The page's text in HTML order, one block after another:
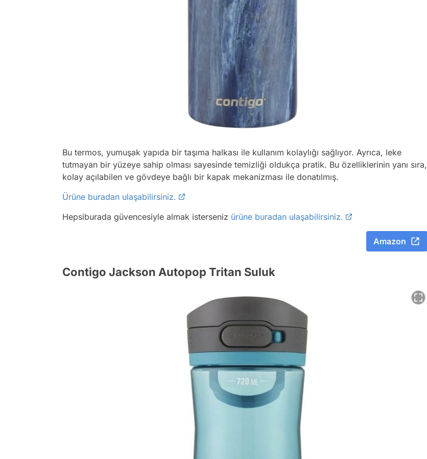
Bu termos, yumuşak yapıda bir taşıma halkası ile kullanım kolaylığı sağlıyor. Ayrıca, leke
tutmayan bir yüzeye sahip olması sayesinde temizliği oldukça pratik. Bu özelliklerinin yanı sıra,
kolay açılabilen ve gövdeye bağlı bir kapak mekanizması ile donatılmış.
Ürüne buradan ulaşabilirsiniz.
Hepsiburada güvencesiyle almak isterseniz ürüne buradan ulaşabilirsiniz.
Amazon
Contigo Jackson Autopop Tritan Suluk